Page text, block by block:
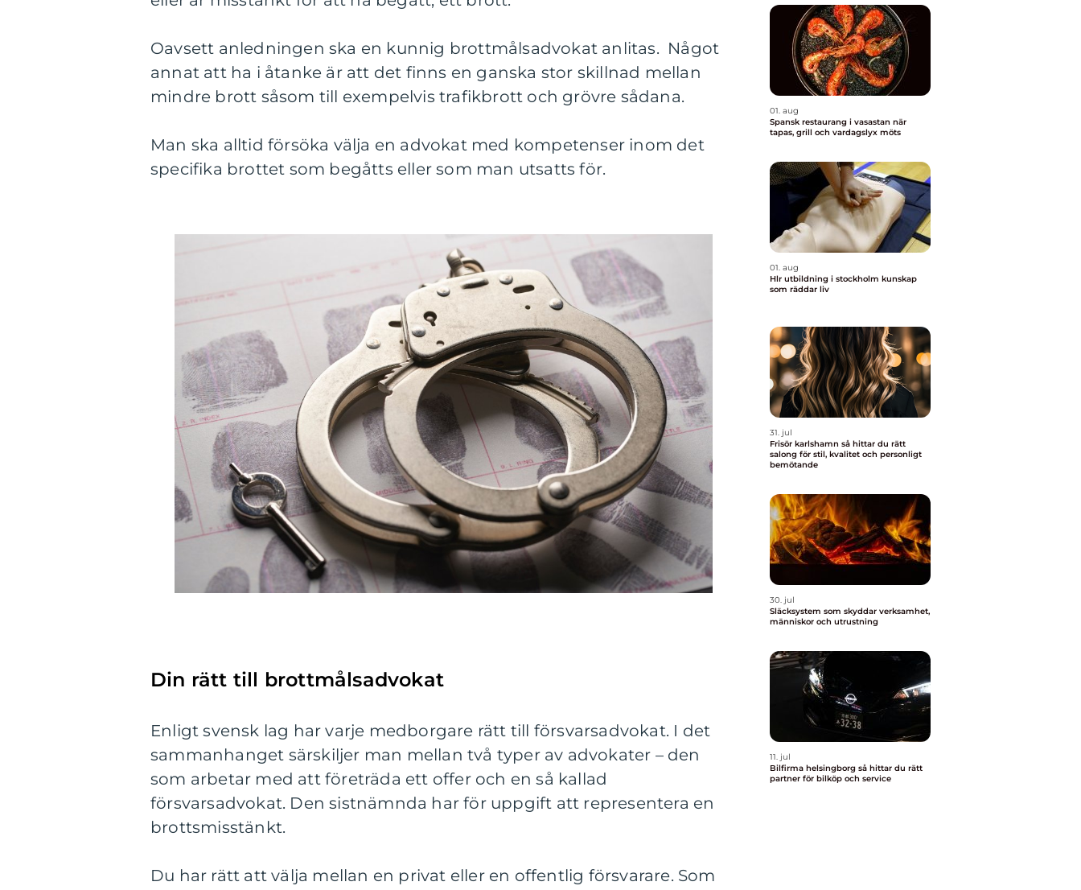
Oavsett anledningen ska en kunnig brottmålsadvokat anlitas. Något
annat att ha i åtanke är att det finns en ganska stor skillnad mellan
mindre brott såsom till exempelvis trafikbrott och grövre sådana.
Man ska alltid försöka välja en advokat med kompetenser inom det
specifika brottet som begåtts eller som man utsatts för.
Din rätt till brottmålsadvokat
Enligt svensk lag har varje medborgare rätt till försvarsadvokat. I det
sammanhanget särskiljer man mellan två typer av advokater – den
som arbetar med att företräda ett offer och en så kallad
försvarsadvokat. Den sistnämnda har för uppgift att representera en
brottsmisstänkt.
Du har rätt att välja mellan en privat eller en offentlig försvarare. Som
01. aug
Spansk restaurang i vasastan när
tapas, grill och vardagslyx möts
01. aug
Hlr utbildning i stockholm kunskap
som räddar liv
31. jul
Frisör karlshamn så hittar du rätt
salong för stil, kvalitet och personligt
bemötande
30. jul
Släcksystem som skyddar verksamhet,
människor och utrustning
11. jul
Bilfirma helsingborg så hittar du rätt
partner för bilköp och service